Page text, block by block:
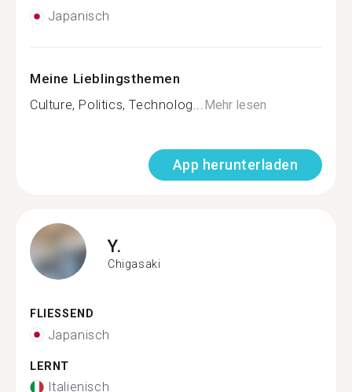
Japanisch
Meine Lieblingsthemen
Culture, Politics, Technolog...Mehr lesen
App herunterladen
Y.
Chigasaki
FLIESSEND
Japanisch
LERNT
Italienisch